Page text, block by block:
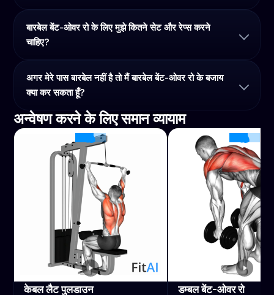
बारबेल बेंट-ओवर रो के लिए मुझे कितने सेट और रेप्स करने
चाहिए?
अगर मेरे पास बारबेल नहीं है तो मैं बारबेल बेंट-ओवर रो के बजाय
क्या कर सकता हूँ?
अन्वेषण करने के लिए समान व्यायाम
केबल लैट पुलडाउन डम्बल बेंट-ओवर रो